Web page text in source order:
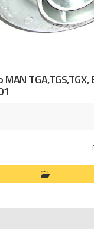
TGA,TGS,TGX,